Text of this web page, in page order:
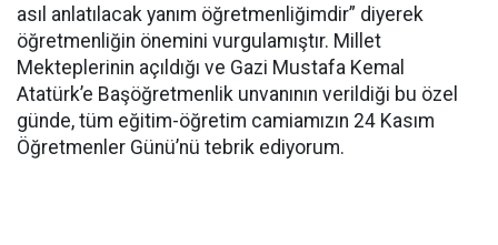
asıl anlatılacak yanım öğretmenliğimdir” diyerek
öğretmenliğin önemini vurgulamıştır. Millet
Mekteplerinin açıldığı ve Gazi Mustafa Kemal
Atatürk’e Başöğretmenlik unvanının verildiği bu özel
günde, tüm eğitim-öğretim camiamızın 24 Kasım
Öğretmenler Günü’nü tebrik ediyorum.